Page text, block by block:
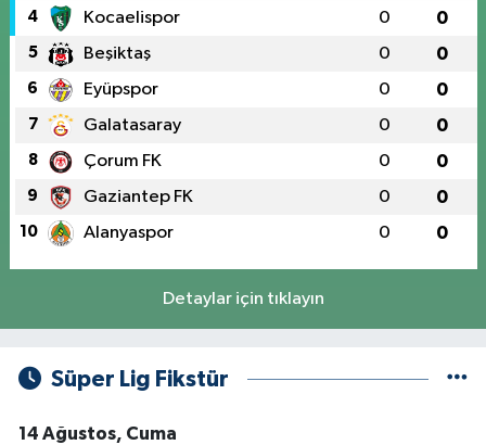
4 Kocaelispor 0 0
5 Beşiktaş 0 0
6 Eyüpspor 0 0
7 Galatasaray 0 0
8 Çorum FK 0 0
9 Gaziantep FK 0 0
10 Alanyaspor 0 0
Detaylar için tıklayın
Süper Lig Fikstür
14 Ağustos, Cuma